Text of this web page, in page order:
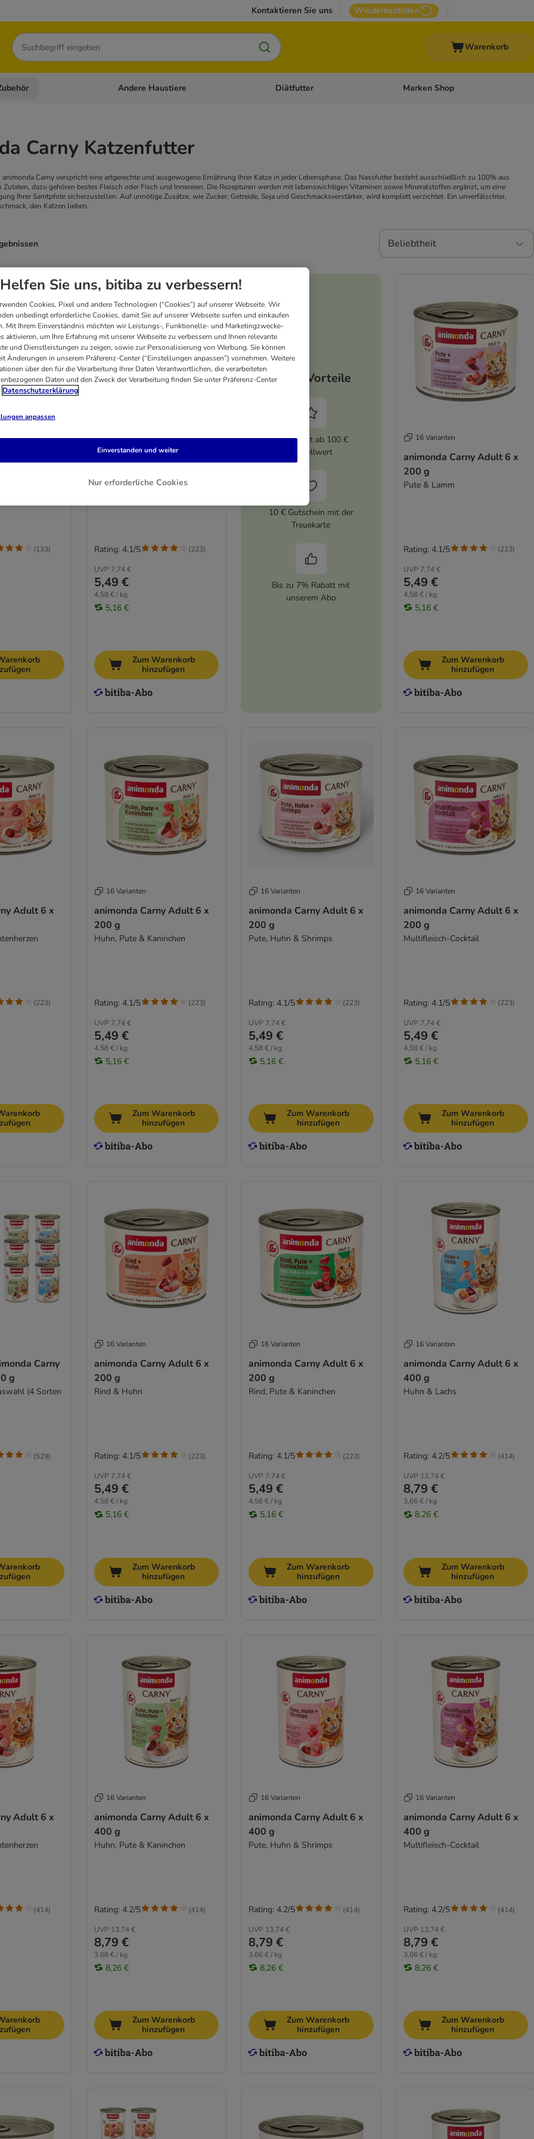
Kontaktieren Sie uns Wiederbestellen
Suchen
Warenkorb
Hundefutter und Zubehör Kategorie-Menü öffnen: Katzenfutter und Zubehör
Andere Haustiere Kategorie-Menü öffnen: Andere Haustiere
Diätfutter Kategorie-Menü öffnen: Diätfutter
Marken Shop
Carny Katzenfutter
Carny verspricht eine artgerechte und ausgewogene Ernährung Ihrer Katze in jeder Lebensphase. Das Nassfutter besteht ausschließlich zu 100% aus
dazu gehören bestes Fleisch oder Fisch und Innereien. Die Rezepturen werden mit lebenswichtigen Vitaminen sowie Mineralstoffen ergänzt, um eine
Ihrer Samtpfote sicherzustellen. Auf unnötige Zusätze, wie Zucker, Getreide, Soja und Geschmacksverstärker, wird komplett verzichtet. Ein unverfälschter,
den Katzen lieben.
Beliebtheit
Adult 6 x
(3 Sorten
(133)
16 Varianten
Huhn & Lachs
UVP 7,74 €
5,49 €
4,58 € / kg
5,16 €
Rating: 4.1/5 (223)
Zum Warenkorb
hinzufügen
Deine Vorteile
5% Rabatt ab 100 €
Bestellwert
10 € Gutschein mit der
Treuekarte
Bis zu 7% Rabatt mit
unserem Abo
16 Varianten
animonda Carny Adult 6 x
200 g
Pute & Lamm
UVP 7,74 €
5,49 €
4,58 € / kg
5,16 €
Rating: 4.1/5 (223)
Zum Warenkorb
hinzufügen
Adult 6 x
(223)
16 Varianten
animonda Carny Adult 6 x
200 g
Huhn, Pute & Kaninchen
UVP 7,74 €
5,49 €
4,58 € / kg
5,16 €
Rating: 4.1/5 (223)
Zum Warenkorb
hinzufügen
16 Varianten
animonda Carny Adult 6 x
200 g
Pute, Huhn & Shrimps
UVP 7,74 €
5,49 €
4,58 € / kg
5,16 €
Rating: 4.1/5 (223)
Zum Warenkorb
hinzufügen
16 Varianten
animonda Carny Adult 6 x
200 g
Multifleisch-Cocktail
UVP 7,74 €
5,49 €
4,58 € / kg
5,16 €
Rating: 4.1/5 (223)
Zum Warenkorb
hinzufügen
Carny
g
(4 Sorten
(529)
16 Varianten
animonda Carny Adult 6 x
200 g
Rind & Huhn
UVP 7,74 €
5,49 €
4,58 € / kg
5,16 €
Rating: 4.1/5 (223)
Zum Warenkorb
hinzufügen
16 Varianten
animonda Carny Adult 6 x
200 g
Rind, Pute & Kaninchen
UVP 7,74 €
5,49 €
4,58 € / kg
5,16 €
Rating: 4.1/5 (223)
Zum Warenkorb
hinzufügen
16 Varianten
animonda Carny Adult 6 x
400 g
Huhn & Lachs
UVP 13,74 €
8,79 €
3,66 € / kg
8,26 €
Rating: 4.2/5 (414)
Zum Warenkorb
hinzufügen
Adult 6 x
(414)
16 Varianten
animonda Carny Adult 6 x
400 g
Huhn, Pute & Kaninchen
UVP 13,74 €
8,79 €
3,66 € / kg
8,26 €
Rating: 4.2/5 (414)
Zum Warenkorb
hinzufügen
16 Varianten
animonda Carny Adult 6 x
400 g
Pute, Huhn & Shrimps
UVP 13,74 €
8,79 €
3,66 € / kg
8,26 €
Rating: 4.2/5 (414)
Zum Warenkorb
hinzufügen
16 Varianten
animonda Carny Adult 6 x
400 g
Multifleisch-Cocktail
UVP 13,74 €
8,79 €
3,66 € / kg
8,26 €
Rating: 4.2/5 (414)
Zum Warenkorb
hinzufügen
Helfen Sie uns, bitiba zu verbessern!
Cookies, Pixel und andere Technologien (“Cookies”) auf unserer Webseite. Wir
unbedingt erforderliche Cookies, damit Sie auf unserer Webseite surfen und einkaufen
Mit Ihrem Einverständnis möchten wir Leistungs-, Funktionelle- und Marketingzwecke-
aktivieren, um Ihre Erfahrung mit unserer Webseite zu verbessern und Ihnen relevante
und Dienstleistungen zu zeigen, sowie zur Personalisierung von Werbung. Sie können
Änderungen in unserem Präferenz-Center (“Einstellungen anpassen”) vornehmen. Weitere
über den für die Verarbeitung Ihrer Daten Verantwortlichen, die verarbeiteten
Daten und den Zweck der Verarbeitung finden Sie unter Präferenz-Center
Datenschutzerklärung
anpassen
Nur erforderliche Cookies
Einverstanden und weiter